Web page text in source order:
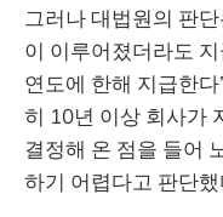
그러나 대법원의 판
이 이루어졌더라도
연도에 한해 지급한
히 10년 이상 회사가
결정해 온 점을 들어
하기 어렵다고 판단했